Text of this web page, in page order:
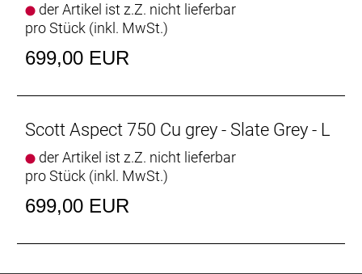
der Artikel ist z.Z. nicht lieferbar
pro Stück (inkl. MwSt.)
699,00 EUR
Scott Aspect 750 Cu grey - Slate Grey - L
der Artikel ist z.Z. nicht lieferbar
pro Stück (inkl. MwSt.)
699,00 EUR